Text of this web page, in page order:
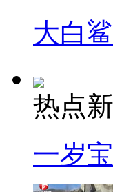
大白
热点
一岁